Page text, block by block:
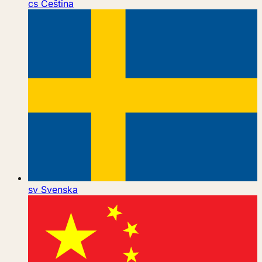
cs Čeština
sv Svenska